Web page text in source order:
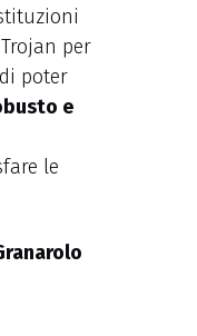
per
poter
e
le